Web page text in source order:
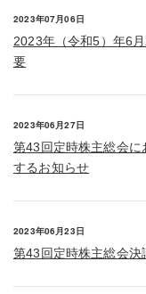
2023年07月06日
2023年（令和5）年6
要
2023年06月27日
第43回定時株主総会に
するお知らせ
2023年06月23日
第43回定時株主総会決